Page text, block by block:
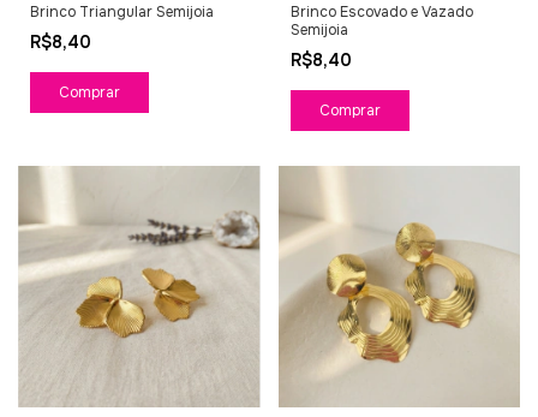
Brinco Triangular Semijoia
R$8,40
Brinco Escovado e Vazado
Semijoia
R$8,40